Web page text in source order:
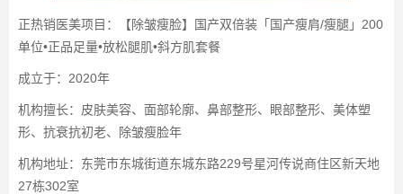
正热销医美项目：【除皱瘦脸】国产双倍装「国产瘦肩/瘦腿」200
单位•正品足量•放松腿肌•斜方肌套餐
成立于：2020年
机构擅长：皮肤美容、面部轮廓、鼻部整形、眼部整形、美体塑
形、抗衰抗初老、除皱瘦脸年
机构地址：东莞市东城街道东城东路229号星河传说商住区新天地
27栋302室